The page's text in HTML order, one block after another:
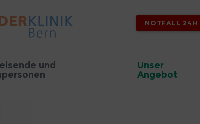
NOTFALL 24H
und
Unser
Angebot